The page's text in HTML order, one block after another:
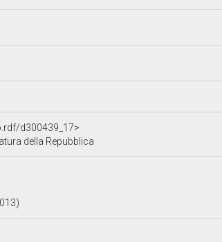
d300439_17>
della Repubblica